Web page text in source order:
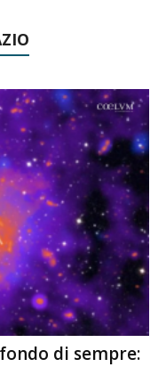
di sempre: